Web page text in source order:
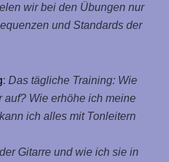
wir bei den Übungen nur
und Standards der
: Das tägliche Training: Wie
auf? Wie erhöhe ich meine
ich alles mit Tonleitern
Gitarre und wie ich sie in